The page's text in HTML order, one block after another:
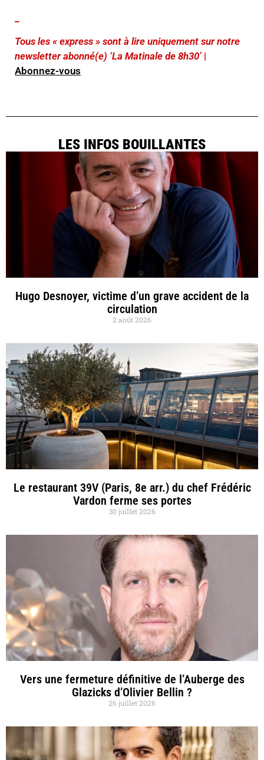
Tous les « express » sont à lire uniquement sur notre
newsletter abonné(e) ‘La Matinale de 8h30’ |
Abonnez-vous
LES INFOS BOUILLANTES
Hugo Desnoyer, victime d’un grave accident de la
circulation
2 août 2026
Le restaurant 39V (Paris, 8e arr.) du chef Frédéric
Vardon ferme ses portes
30 juillet 2026
Vers une fermeture définitive de l’Auberge des
Glazicks d’Olivier Bellin ?
26 juillet 2026